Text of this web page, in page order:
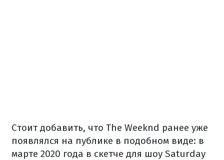
Стоит добавить, что The Weeknd ранее уже
появлялся на публике в подобном виде: в
марте 2020 года в скетче для шоу Saturday